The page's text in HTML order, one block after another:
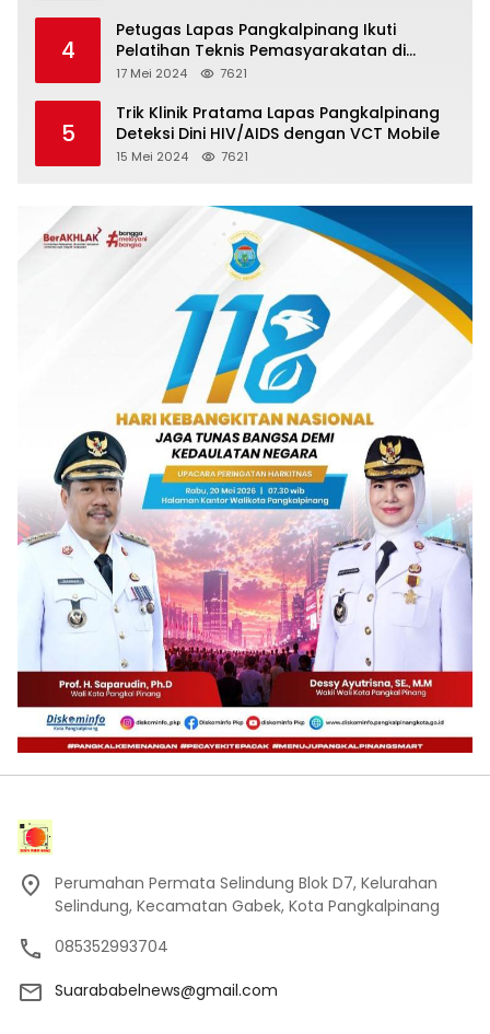
4
Petugas Lapas Pangkalpinang Ikuti
Pelatihan Teknis Pemasyarakatan di
Batam
17 Mei 2024 7621
5
Trik Klinik Pratama Lapas Pangkalpinang
Deteksi Dini HIV/AIDS dengan VCT Mobile
15 Mei 2024 7621
Perumahan Permata Selindung Blok D7, Kelurahan
Selindung, Kecamatan Gabek, Kota Pangkalpinang
085352993704
Suarababelnews@gmail.com